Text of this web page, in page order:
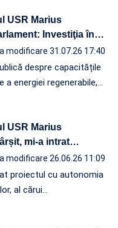
USR Marius
Investiţia în…
modificare 31.07.26 17:40
despre capacitățile
a energiei regenerabile,…
USR Marius
mi-a intrat…
modificare 26.06.26 11:09
proiectul cu autonomia
al cărui…